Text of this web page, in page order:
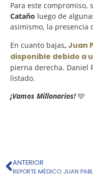
Para este compromiso,
Cataño luego de
asimismo, la presencia
En cuanto bajas, Juan
disponible debido a
pierna derecha. Daniel
listado.
¡Vamos Millonarios!🩵
ANTERIOR